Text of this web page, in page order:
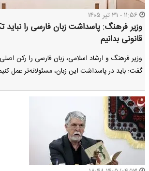
وزیر فرهنگ: پاسداشت زبان فارسی را نباید
قانونی بدانیم
وزیر فرهنگ و ارشاد اسلامی، زبان فارسی را رکن
گفت: باید در پاسداشت این زبان، مسئولانه‌تر عمل